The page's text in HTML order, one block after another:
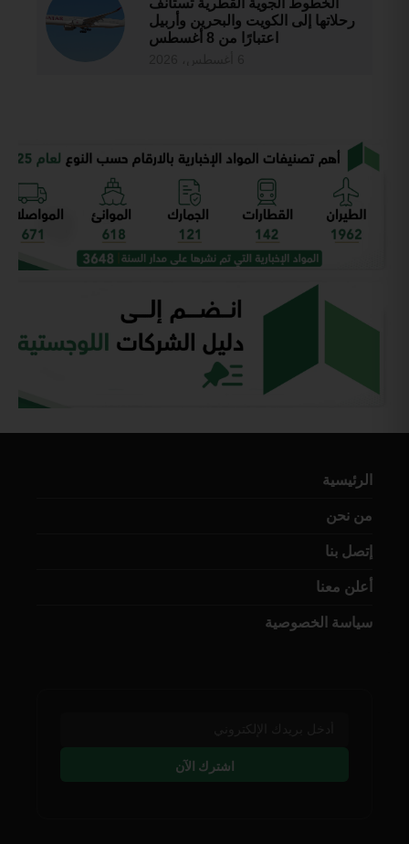
الخطوط الجوية القطرية تستأنف
رحلاتها إلى الكويت والبحرين وأربيل
اعتبارًا من 8 أغسطس
الرئيسية
من نحن
إتصل بنا
أعلن معنا
سياسة الخصوصية
اشترك الآن